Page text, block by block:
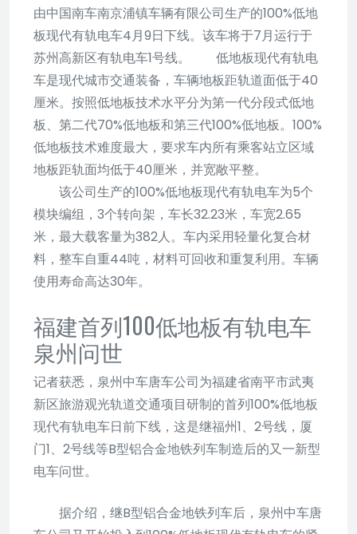
由中国南车南京浦镇车辆有限公司生产的100%低地
板现代有轨电车4月9日下线。该车将于7月运行于
苏州高新区有轨电车1号线。 低地板现代有轨电
车是现代城市交通装备，车辆地板距轨道面低于40
厘米。按照低地板技术水平分为第一代分段式低地
板、第二代70%低地板和第三代100%低地板。100%
低地板技术难度最大，要求车内所有乘客站立区域
地板距轨面均低于40厘米，并宽敞平整。
该公司生产的100%低地板现代有轨电车为5个
模块编组，3个转向架，车长32.23米，车宽2.65
米，最大载客量为382人。车内采用轻量化复合材
料，整车自重44吨，材料可回收和重复利用。车辆
使用寿命高达30年。
福建首列100低地板有轨电车
泉州问世
记者获悉，泉州中车唐车公司为福建省南平市武夷
新区旅游观光轨道交通项目研制的首列100%低地板
现代有轨电车日前下线，这是继福州1、2号线，厦
门1、2号线等B型铝合金地铁列车制造后的又一新型
电车问世。
据介绍，继B型铝合金地铁列车后，泉州中车唐